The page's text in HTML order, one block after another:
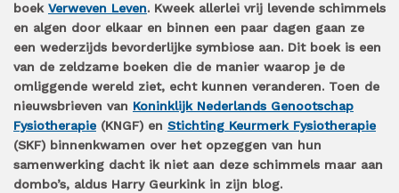
boek Verweven Leven. Kweek allerlei vrij levende schimmels
en algen door elkaar en binnen een paar dagen gaan ze
een wederzijds bevorderlijke symbiose aan. Dit boek is een
van de zeldzame boeken die de manier waarop je de
omliggende wereld ziet, echt kunnen veranderen. Toen de
nieuwsbrieven van Koninklijk Nederlands Genootschap
Fysiotherapie (KNGF) en Stichting Keurmerk Fysiotherapie
(SKF) binnenkwamen over het opzeggen van hun
samenwerking dacht ik niet aan deze schimmels maar aan
dombo’s, aldus Harry Geurkink in zijn blog.